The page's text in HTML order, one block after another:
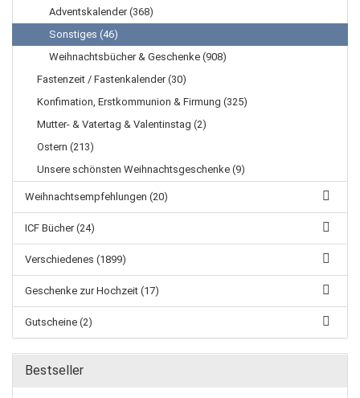
Adventskalender (368)
Sonstiges (46)
Weihnachtsbücher & Geschenke (908)
Fastenzeit / Fastenkalender (30)
Konfimation, Erstkommunion & Firmung (325)
Mutter- & Vatertag & Valentinstag (2)
Ostern (213)
Unsere schönsten Weihnachtsgeschenke (9)
Weihnachtsempfehlungen (20)
ICF Bücher (24)
Verschiedenes (1899)
Geschenke zur Hochzeit (17)
Gutscheine (2)
Bestseller